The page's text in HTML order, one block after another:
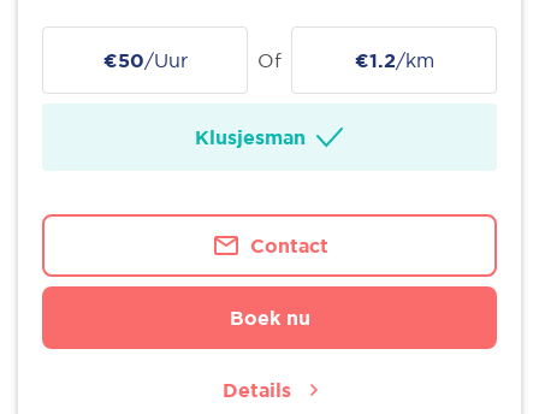
€50/Uur Of €1.2/km
Klusjesman
Contact
Boek nu
Details